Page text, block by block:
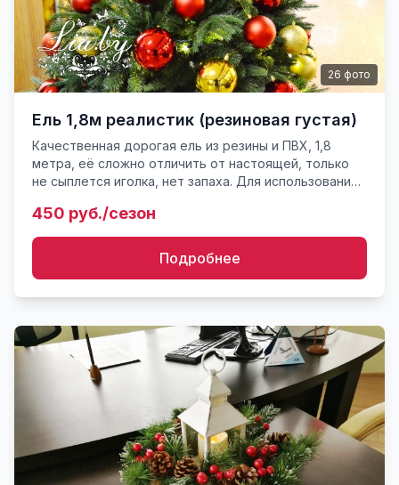
26 фото
Ель 1,8м реалистик (резиновая густая)
Качественная дорогая ель из резины и ПВХ, 1,8
метра, её сложно отличить от настоящей, только
не сыплется иголка, нет запаха. Для использования
аренды на но...
450 руб./сезон
Подробнее